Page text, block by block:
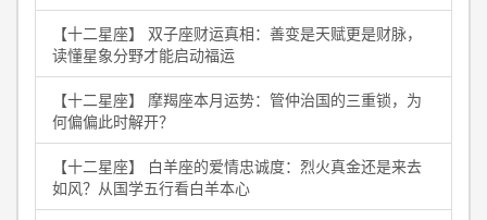
【十二星座】 双子座财运真相：善变是天赋更是财脉，
读懂星象分野才能启动福运
【十二星座】 摩羯座本月运势：管仲治国的三重锁，为
何偏偏此时解开？
【十二星座】 白羊座的爱情忠诚度：烈火真金还是来去
如风？从国学五行看白羊本心